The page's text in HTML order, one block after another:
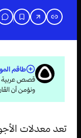
طاقم
قصص عربية
ونؤمن أن
تعد معدلات